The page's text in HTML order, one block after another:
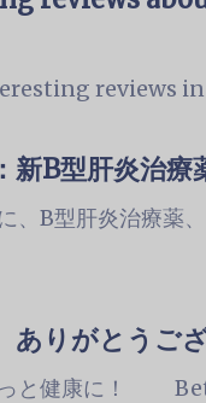
reviews in
新B型肝炎治療
、B型肝炎治療薬
ありがとうご
っと健康に！